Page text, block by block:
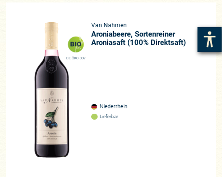
DE-ÖKO-007
Van Nahmen
Aroniabeere, Sortenreiner
Aroniasaft (100% Direktsaft)
Niederrhein
Lieferbar